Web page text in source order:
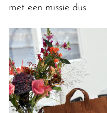
met een missie dus.